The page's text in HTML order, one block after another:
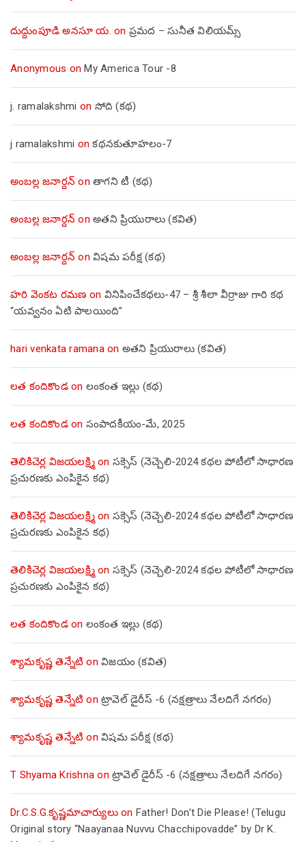
దుద్దుంపూడి అనసూ య. on ప్రమద – సునీత విలియమ్స్
Anonymous onMy America Tour -8
j. ramalakshmi on సోది (కథ)
j ramalakshmi onకథనకుతూహలం-7
అంబల్ల జనార్దన్ on తాగని టీ (కథ)
అంబల్ల జనార్దన్ on అతని ప్రియురాలు (కవిత)
అంబల్ల జనార్దన్ on విషమ పరీక్ష (క‌థ‌)
హరి వెంకట రమణ on వినిపించేకథలు-47 – శ్రీ శీలా వీర్రాజు గారి కథ
“యవ్వనం ఏటి పాలయింది”
hari venkata ramanaon అతని ప్రియురాలు (కవిత)
లత కందికొండon లంకంత ఇల్లు (కథ)
లత కందికొండon సంపాదకీయం-మే, 2025
తెలికిచెర్ల విజయలక్ష్మిon సక్సెస్ (నెచ్చెలి-2024 కథల పోటీలో సాధారణ
ప్రచురణకు ఎంపికైన కథ)
తెలికిచెర్ల విజయలక్ష్మిon సక్సెస్ (నెచ్చెలి-2024 కథల పోటీలో సాధారణ
ప్రచురణకు ఎంపికైన కథ)
తెలికిచెర్ల విజయలక్ష్మిon సక్సెస్ (నెచ్చెలి-2024 కథల పోటీలో సాధారణ
ప్రచురణకు ఎంపికైన కథ)
లత కందికొండon లంకంత ఇల్లు (కథ)
శ్యామకృష్ణ తెన్నేటి on విజయం (కవిత)
శ్యామకృష్ణ తెన్నేటి on ట్రావెల్ డైరీస్ -6 (నక్షత్రాలు నేలదిగే నగరం)
శ్యామకృష్ణ తెన్నేటి on విషమ పరీక్ష (క‌థ‌)
T Shyama Krishna on ట్రావెల్ డైరీస్ -6 (నక్షత్రాలు నేలదిగే నగరం)
Dr.C.S.G.కృష్ణమాచార్యులుon Father! Don’t Die Please! (Telugu
Original story “Naayanaa Nuvvu Chacchipovadde” by Dr K.